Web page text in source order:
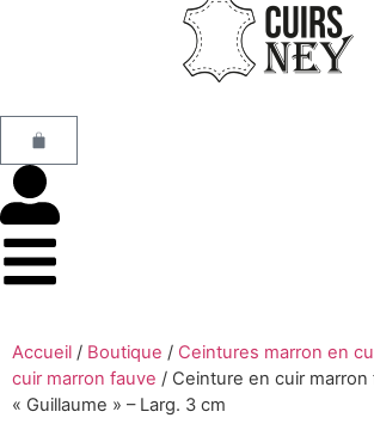
Accueil / Boutique / Ceintures marron en
cuir marron fauve / Ceinture en cuir marron
« Guillaume » – Larg. 3 cm